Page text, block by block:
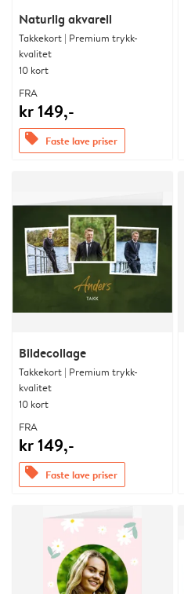
Naturlig akvarell
Takkekort | Premium trykk-
kvalitet
10 kort
FRA
kr 149,-
offers Faste lave priser
Bildecollage
Takkekort | Premium trykk-
kvalitet
10 kort
FRA
kr 149,-
offers Faste lave priser